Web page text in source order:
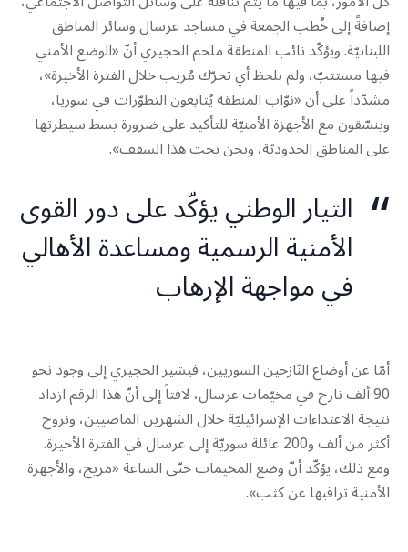
إضافةً إلى خُطب الجمعة في مساجد عرسال وسائر المناطق
اللبنانيّة. ويؤكّد نائب المنطقة ملحم الحجيري أنّ «الوضع الأمني
فيها مستتبّ، ولم نلحظ أي تحرّك مُريب خلال الفترة الأخيرة»،
مشدّداً على أن «نوّاب المنطقة يُتابعون التطوّرات في سوريا،
وينسّقون مع الأجهزة الأمنيّة للتأكيد على ضرورة بسط سيطرتها
على المناطق الحدوديّة، ونحن تحت هذا السقف».
التيار الوطني يؤكّد على دور القوى
الأمنية الرسمية ومساعدة الأهالي
في مواجهة الإرهاب
أمّا عن أوضاع النّازحين السوريين، فيشير الحجيري إلى وجود نحو
90 ألف نازح في مخيّمات عرسال، لافتاً إلى أنّ هذا الرقم ازداد
نتيجة الاعتداءات الإسرائيليّة خلال الشهرين الماضيين، ونزوح
أكثر من ألف و200 عائلة سوريّة إلى عرسال في الفترة الأخيرة.
ومع ذلك، يؤكّد أنّ وضع المخيمات حتّى الساعة «مريح، والأجهزة
الأمنية تراقبها عن كثب».